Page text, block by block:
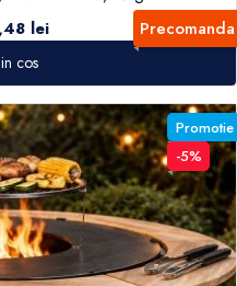
Precomanda
lei
cos
Promotie
-5%